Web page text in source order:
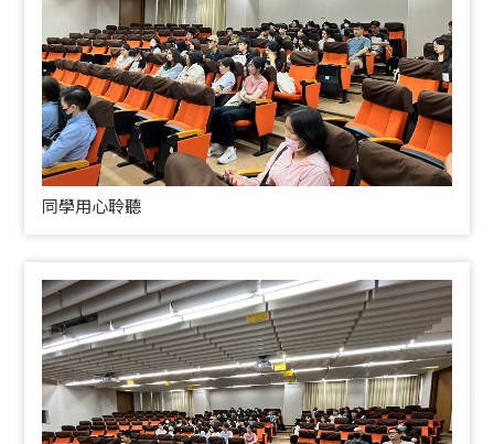
同學用心聆聽